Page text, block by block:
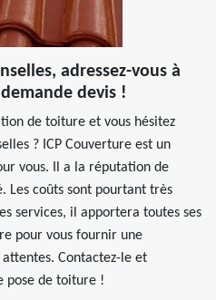
adressez-vous à
devis !
de toiture et vous hésitez
? ICP Couverture est un
vous. Il a la réputation de
Les coûts sont pourtant très
services, il apportera toutes ses
pour vous fournir une
Contactez-le et
pose de toiture !